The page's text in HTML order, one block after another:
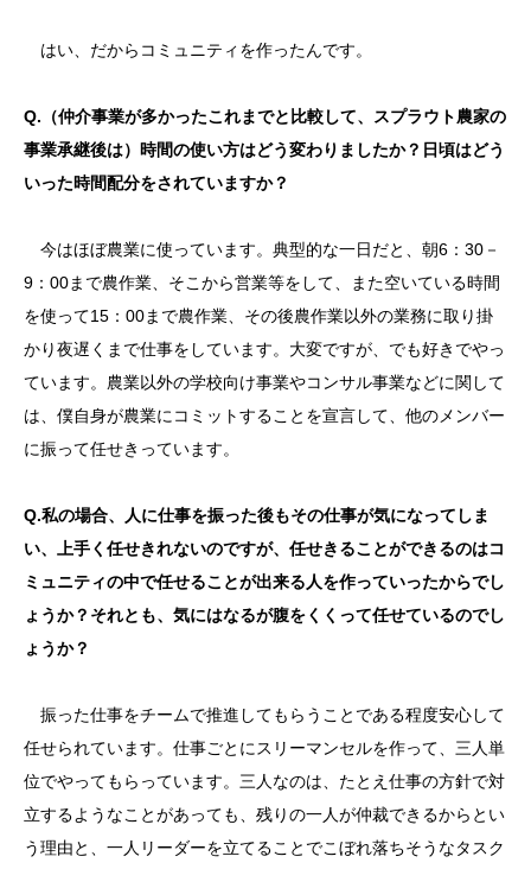
はい、だからコミュニティを作ったんです。
Q.（仲介事業が多かったこれまでと比較して、スプラウト農家の
事業承継後は）時間の使い方はどう変わりましたか？日頃はどう
いった時間配分をされていますか？
今はほぼ農業に使っています。典型的な一日だと、朝6：30－
9：00まで農作業、そこから営業等をして、また空いている時間
を使って15：00まで農作業、その後農作業以外の業務に取り掛
かり夜遅くまで仕事をしています。大変ですが、でも好きでやっ
ています。農業以外の学校向け事業やコンサル事業などに関して
は、僕自身が農業にコミットすることを宣言して、他のメンバー
に振って任せきっています。
Q.私の場合、人に仕事を振った後もその仕事が気になってしま
い、上手く任せきれないのですが、任せきることができるのはコ
ミュニティの中で任せることが出来る人を作っていったからでし
ょうか？それとも、気にはなるが腹をくくって任せているのでし
ょうか？
振った仕事をチームで推進してもらうことである程度安心して
任せられています。仕事ごとにスリーマンセルを作って、三人単
位でやってもらっています。三人なのは、たとえ仕事の方針で対
立するようなことがあっても、残りの一人が仲裁できるからとい
う理由と、一人リーダーを立てることでこぼれ落ちそうなタスク